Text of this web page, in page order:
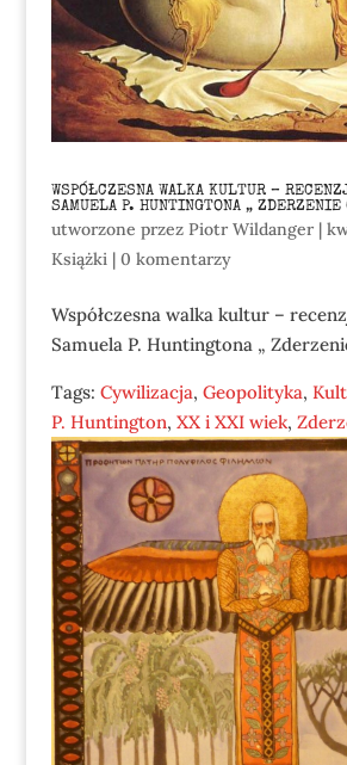
WSPÓŁCZESNA WALKA KULTUR –
SAMUELA P. HUNTINGTONA „
utworzone przez Piotr Wildanger|
Książki| 0 komentarzy
Współczesna walka kultur –
Samuela P. Huntingtona „
Tags: Cywilizacja, Geopolityka,
P. Huntington, XX i XXI wiek,